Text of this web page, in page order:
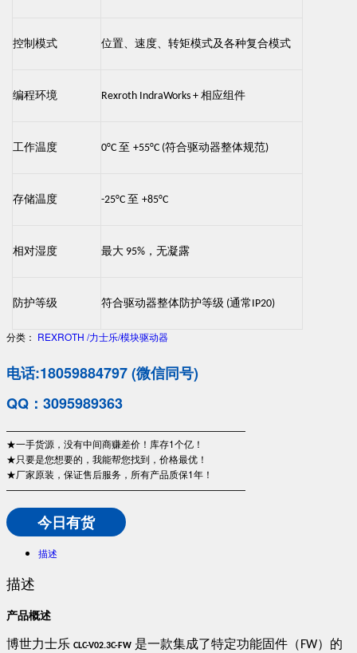
控制模式 位置、速度、转矩模式及各种复合模式
编程环境 Rexroth IndraWorks +相应组件
工作温度 0°C至+55°C (符合驱动器整体规范)
存储温度 -25°C至+85°C
相对湿度 最大 95% ，无凝露
防护等级 符合驱动器整体防护等级 (通常 IP20)
分类： REXROTH /力士乐/模块驱动器
电话:18059884797 (微信同号)
QQ：3095989363
—————————————————————————
★一手货源，没有中间商赚差价！库存1个亿！
★只要是您想要的，我能帮您找到，价格最优！
★厂家原装，保证售后服务，所有产品质保1年！
—————————————————————————
今日有货
描述
描述
产品概述​
博世力士乐 ​CLC-V02.3C-FW​ 是一款集成了特定功能固件（FW）的